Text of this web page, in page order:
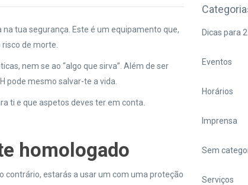
tua segurança. Este é um equipamento que,
de morte.
nem se ao “algo que sirva”. Além de ser
pode mesmo salvar-te a vida.
ti e que aspetos deves ter em conta.
homologado
contrário, estarás a usar um com uma proteção
Dicas para
Eventos
Horários
Imprensa
Sem
Serviços